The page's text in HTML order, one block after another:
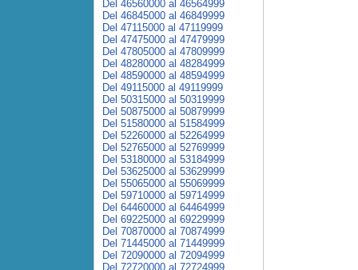
Del 46560000 al 46564999
Del 46845000 al 46849999
Del 47115000 al 47119999
Del 47475000 al 47479999
Del 47805000 al 47809999
Del 48280000 al 48284999
Del 48590000 al 48594999
Del 49115000 al 49119999
Del 50315000 al 50319999
Del 50875000 al 50879999
Del 51580000 al 51584999
Del 52260000 al 52264999
Del 52765000 al 52769999
Del 53180000 al 53184999
Del 53625000 al 53629999
Del 55065000 al 55069999
Del 59710000 al 59714999
Del 64460000 al 64464999
Del 69225000 al 69229999
Del 70870000 al 70874999
Del 71445000 al 71449999
Del 72090000 al 72094999
Del 72720000 al 72724999